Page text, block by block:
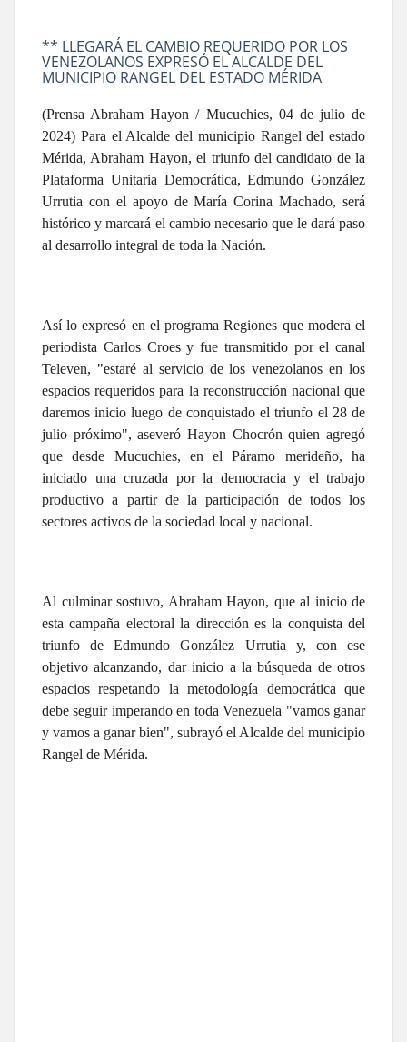
** LLEGARÁ EL CAMBIO REQUERIDO POR LOS
VENEZOLANOS EXPRESÓ EL ALCALDE DEL
MUNICIPIO RANGEL DEL ESTADO MÉRIDA
(Prensa Abraham Hayon / Mucuchies, 04 de julio de
2024) Para el Alcalde del municipio Rangel del estado
Mérida, Abraham Hayon, el triunfo del candidato de la
Plataforma Unitaria Democrática, Edmundo González
Urrutia con el apoyo de María Corina Machado, será
histórico y marcará el cambio necesario que le dará paso
al desarrollo integral de toda la Nación.
Así lo expresó en el programa Regiones que modera el
periodista Carlos Croes y fue transmitido por el canal
Televen, "estaré al servicio de los venezolanos en los
espacios requeridos para la reconstrucción nacional que
daremos inicio luego de conquistado el triunfo el 28 de
julio próximo", aseveró Hayon Chocrón quien agregó
que desde Mucuchies, en el Páramo merideño, ha
iniciado una cruzada por la democracia y el trabajo
productivo a partir de la participación de todos los
sectores activos de la sociedad local y nacional.
Al culminar sostuvo, Abraham Hayon, que al inicio de
esta campaña electoral la dirección es la conquista del
triunfo de Edmundo González Urrutia y, con ese
objetivo alcanzando, dar inicio a la búsqueda de otros
espacios respetando la metodología democrática que
debe seguir imperando en toda Venezuela "vamos ganar
y vamos a ganar bien", subrayó el Alcalde del municipio
Rangel de Mérida.